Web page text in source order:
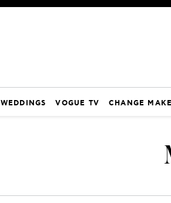
WEDDINGS VOGUE TV CHANGE